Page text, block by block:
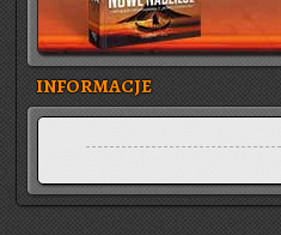
INFORMACJE